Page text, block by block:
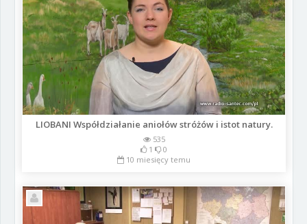
LIOBANI Współdziałanie aniołów stróżów i istot natury.
535
1
0
10 miesięcy temu